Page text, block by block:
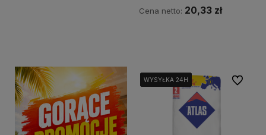
Cena netto: 20,33 zł
WYSYŁKA 24H
WYSYŁKA 24H
WYSYŁKA 24H
WYSYŁKA 24H Do